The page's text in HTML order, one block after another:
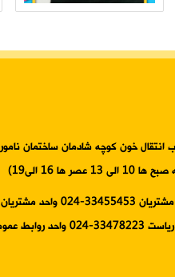
انتقال خون کوچه شادمان ساختمان نامور
ها 16 الی19)
024-33544688 واحد مشتریان 33455453-024 واحد مشتریان